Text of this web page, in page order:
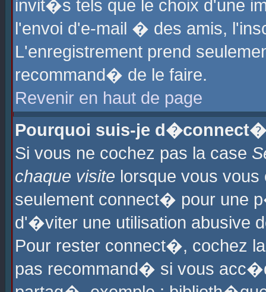
invit�s tels que le choix d'une
l'envoi d'e-mail � des amis,
L'enregistrement prend
recommand� de le faire.
Revenir en haut de page
Pourquoi suis-je
Si vous ne cochez pas la case
chaque visite lorsque vous
seulement connect� pour une
d'�viter une utilisation abusive
Pour rester connect�, cochez
pas recommand� si vous